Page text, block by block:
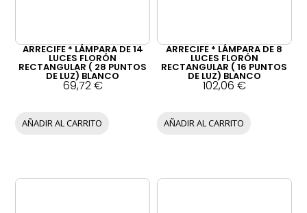
ARRECIFE * LÁMPARA DE 14
LUCES FLORÓN
RECTANGULAR ( 28 PUNTOS
DE LUZ) BLANCO
69,72€
AÑADIR AL CARRITO
ARRECIFE * LÁMPARA DE 8
LUCES FLORÓN
RECTANGULAR ( 16 PUNTOS
DE LUZ) BLANCO
102,06 €
AÑADIR AL CARRITO